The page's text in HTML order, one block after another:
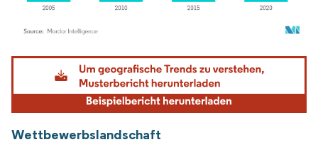
Bild © Mordor Intelligence. Wiederverwendung erfordert Namensnennung gemäß
Wettbewerbslandschaft